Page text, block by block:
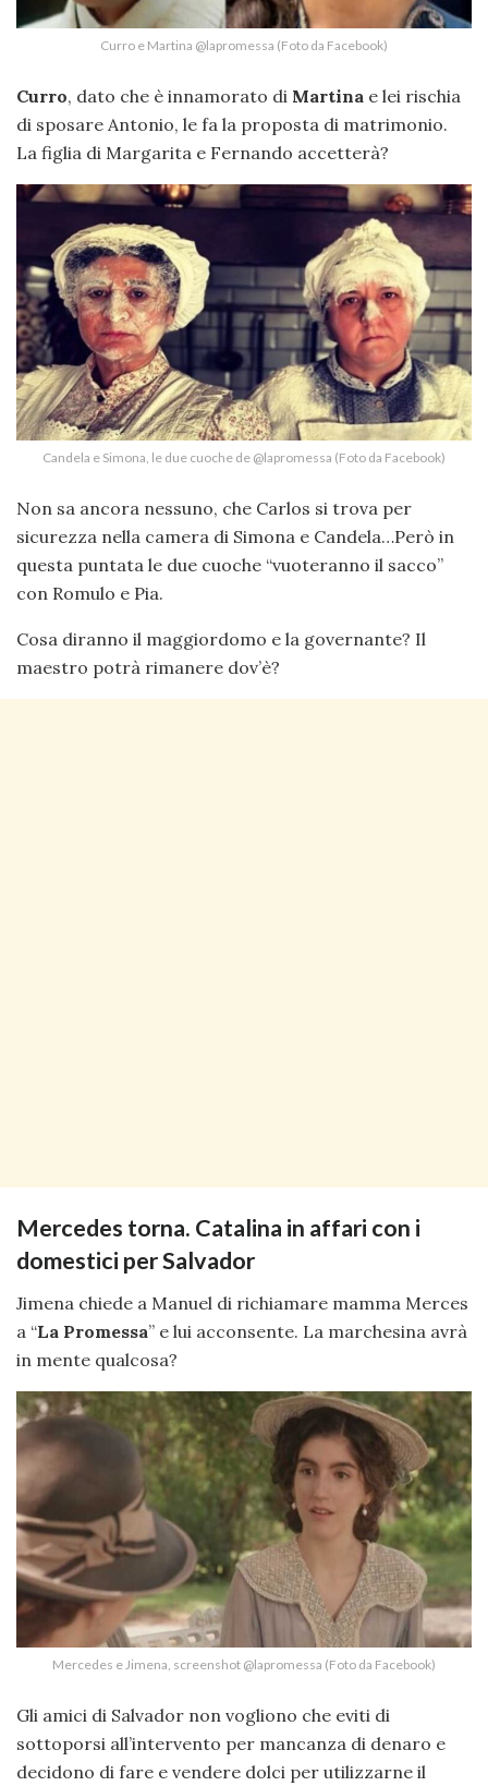
Curro e Martina @lapromessa (Foto da Facebook)
Curro, dato che è innamorato di Martina e lei rischia
di sposare Antonio, le fa la proposta di matrimonio.
La figlia di Margarita e Fernando accetterà?
Candela e Simona, le due cuoche de @lapromessa (Foto da Facebook)
Non sa ancora nessuno, che Carlos si trova per
sicurezza nella camera di Simona e Candela…Però in
questa puntata le due cuoche “vuoteranno il sacco”
con Romulo e Pia.
Cosa diranno il maggiordomo e la governante? Il
maestro potrà rimanere dov’è?
Mercedes torna. Catalina in affari con i
domestici per Salvador
Jimena chiede a Manuel di richiamare mamma Merces
a “La Promessa” e lui acconsente. La marchesina avrà
in mente qualcosa?
Mercedes e Jimena, screenshot @lapromessa (Foto da Facebook)
Gli amici di Salvador non vogliono che eviti di
sottoporsi all’intervento per mancanza di denaro e
decidono di fare e vendere dolci per utilizzarne il